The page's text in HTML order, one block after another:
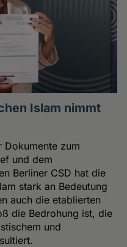
Islam nimmt
Dokumente zum
und dem
Berliner CSD hat die
stark an Bedeutung
auch die etablierten
die Bedrohung ist, die
und